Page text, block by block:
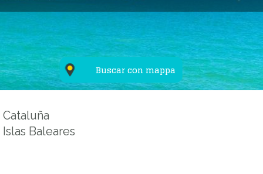
Buscar con mappa
Cataluña
Islas Baleares